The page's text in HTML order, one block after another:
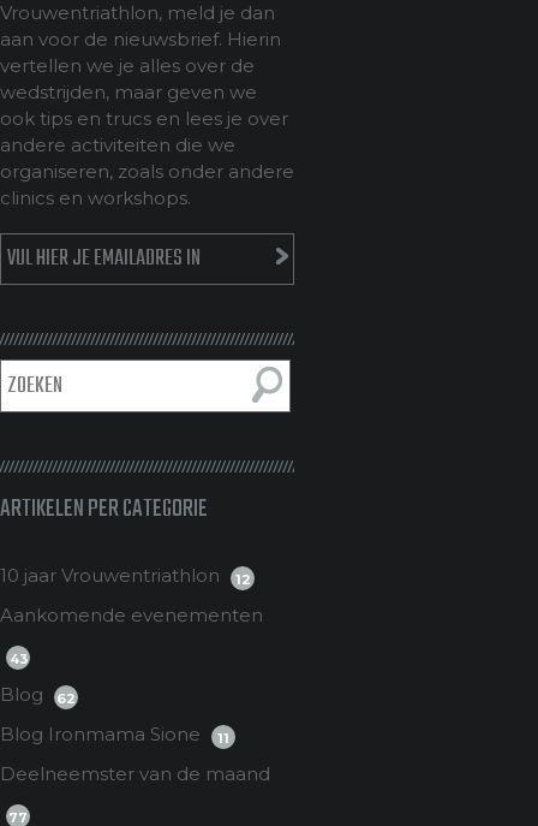
Vrouwentriathlon, meld je dan
aan voor de nieuwsbrief. Hierin
vertellen we je alles over de
wedstrijden, maar geven we
ook tips en trucs en lees je over
andere activiteiten die we
organiseren, zoals onder andere
clinics en workshops.
ARTIKELEN PER CATEGORIE
10 jaar Vrouwentriathlon 12
Aankomende evenementen
43
Blog 62
Blog Ironmama Sione 11
Deelneemster van de maand
77